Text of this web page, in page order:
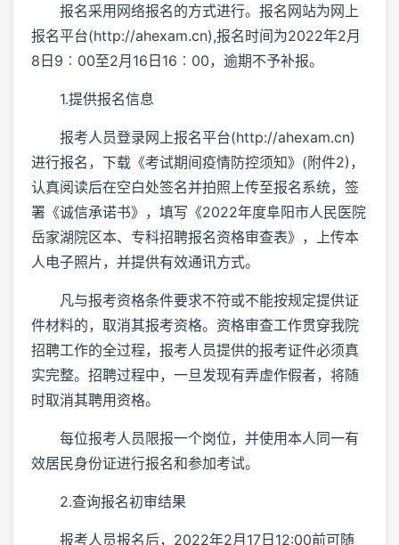
报名采用网络报名的方式进行。报名网站为网上
报名平台(http://ahexam.cn),报名时间为2022年2月
8日9︰00至2月16日16︰00，逾期不予补报。
1.提供报名信息
报考人员登录网上报名平台(http://ahexam.cn)
进行报名，下载《考试期间疫情防控须知》(附件2)，
认真阅读后在空白处签名并拍照上传至报名系统，签
署《诚信承诺书》，填写《2022年度阜阳市人民医院
岳家湖院区本、专科招聘报名资格审查表》，上传本
人电子照片，并提供有效通讯方式。
凡与报考资格条件要求不符或不能按规定提供证
件材料的，取消其报考资格。资格审查工作贯穿我院
招聘工作的全过程，报考人员提供的报考证件必须真
实完整。招聘过程中，一旦发现有弄虚作假者，将随
时取消其聘用资格。
每位报考人员限报一个岗位，并使用本人同一有
效居民身份证进行报名和参加考试。
2.查询报名初审结果
报考人员报名后，2022年2月17日12:00前可随